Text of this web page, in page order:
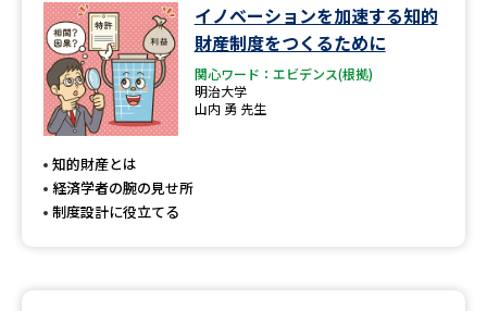
イノベーションを加速する知的
財産制度をつくるために
関心ワード：エビデンス(根拠)
明治大学
山内 勇 先生
知的財産とは
経済学者の腕の見せ所
制度設計に役立てる